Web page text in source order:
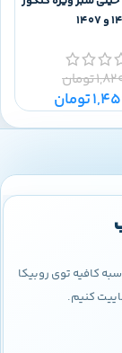
تومان
تومان
کافیه توی روبیکا
کنیم.